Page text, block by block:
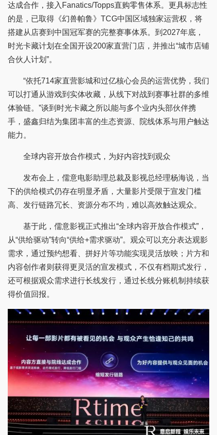
达成合作，接入Fanatics/Topps直购零售体系。更具标志性
的是，已取得《幻兽帕鲁》TCG中国区域独家运营权，将
搭建从店赛到中国冠军赛的完整赛事体系。到2027年底，
时光卡藏计划在全国开设200家直营门店，并推出“城市店铺
合伙人计划”。
“依托714家直营影城和过亿核心会员的运营优势，我们
可以打通从游戏到实体收藏，从线下对战到赛事社群的多维
体验链。”谈到时光卡藏之所以能与多个业内头部伙伴携
手，盛鑫归结为集团丰富的生态资源、院线体系与用户触达
能力。
全球内容开放合作模式，为好内容找到观众
发布会上，儒意电影助理总裁及影视总经理杨海说，当
下的供给模式仍存在明显矛盾，大量影片受限于宣发门槛
高、发行链路冗长、资源分布不均，难以高效触达观众。
基于此，儒意影视正式推出“全球内容开放合作模式”，
从“供给驱动”转向“供给+需求驱动”。观众可以充分表达观影
需求，通过预约想看、拼好片等功能实现灵活放映；片方和
内容创作者则获得更灵活的宣发模式，不仅有档期式发行，
还可根据观众需求进行长线发行，通过长线分账机制持续获
得价值回报。